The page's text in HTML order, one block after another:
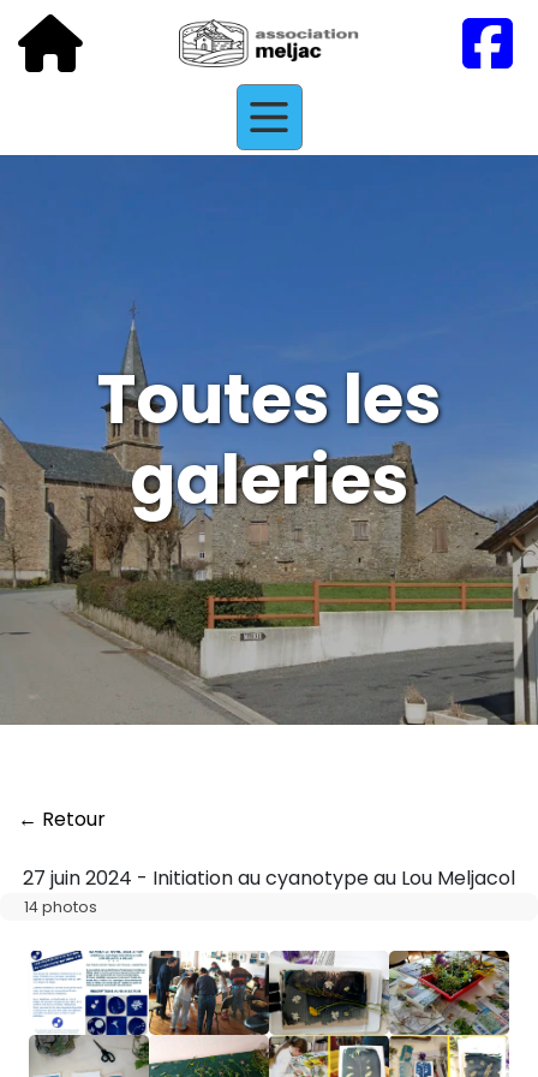
Toutes les
galeries
← Retour
27 juin 2024 - Initiation au cyanotype au Lou Meljacol
14 photos